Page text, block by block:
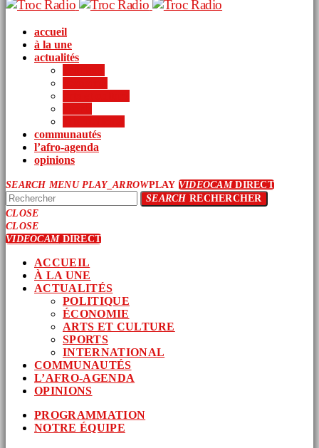
accueil
à la une
actualités
communautés
l’afro-agenda
opinions
SEARCH MENU PLAY_ARROWPLAY VIDEOCAMDIRECT
SEARCHRECHERCHER
CLOSE
CLOSE
VIDEOCAMDIRECT
ACCUEIL
À LA UNE
ACTUALITÉS
POLITIQUE
ÉCONOMIE
ARTS ET CULTURE
SPORTS
INTERNATIONAL
COMMUNAUTÉS
L’AFRO-AGENDA
OPINIONS
PROGRAMMATION
NOTRE ÉQUIPE